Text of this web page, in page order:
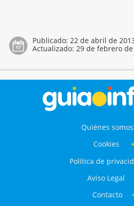
Publicado: 22 de abril de
Actualizado: 29 de febrero
Quiénes somos
Cookies
Política de
Aviso Legal
Contacto